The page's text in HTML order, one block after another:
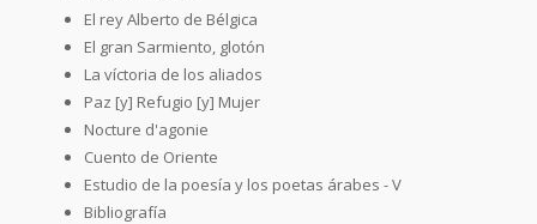
El rey Alberto de Bélgica
El gran Sarmiento, glotón
La víctoria de los aliados
Paz [y] Refugio [y] Mujer
Nocture d'agonie
Cuento de Oriente
Estudio de la poesía y los poetas árabes - V
Bibliografía